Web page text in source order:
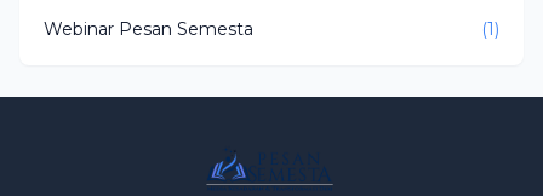
Webinar Pesan Semesta
(1)